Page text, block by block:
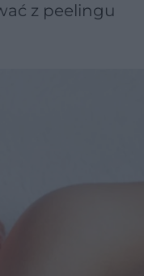
z peelingu